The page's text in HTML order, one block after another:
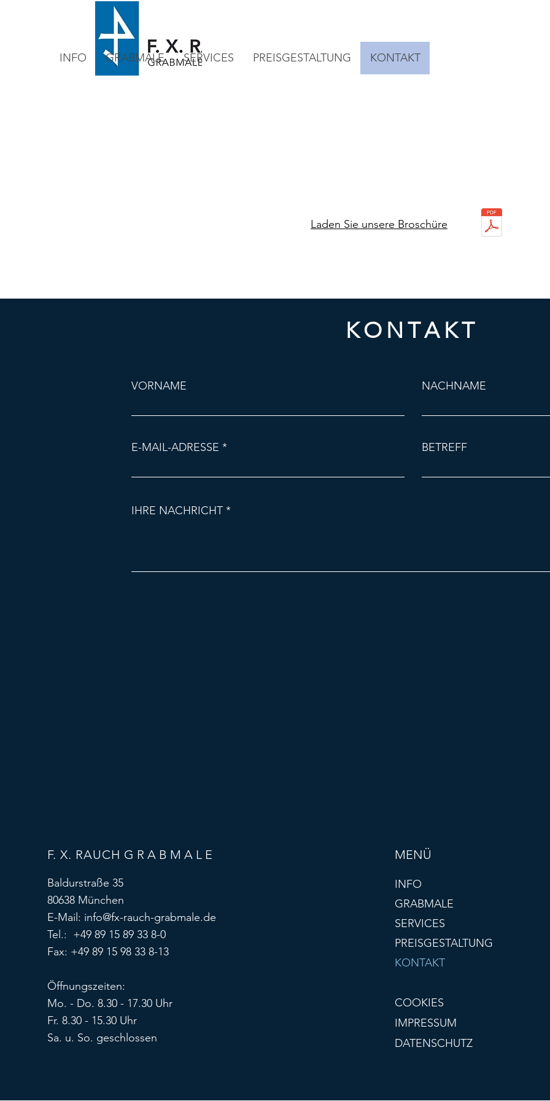
INFO GRABMALE SERVICES PREISGESTALTUNG KONTAKT
Laden Sie unsere Broschüre
KONTAKT
VORNAME NACHNAME
E-MAIL-ADRESSE BETREFF
IHRE NACHRICHT
F. X. RAUCH GRABMALE
Baldurstraße 35
80638 München
E-Mail: info@fx-rauch-grabmale.de
Tel.: +49 89 15 89 33 8-0
Fax: +49 89 15 98 33 8-13
Öffnungszeiten:
Mo. - Do. 8.30 - 17.30 Uhr
Fr. 8.30 - 15.30 Uhr
Sa. u. So. geschlossen
MENÜ
INFO
GRABMALE
SERVICES
PREISGESTALTUNG
KONTAKT
COOKIES
IMPRESSUM
DATENSCHUTZ